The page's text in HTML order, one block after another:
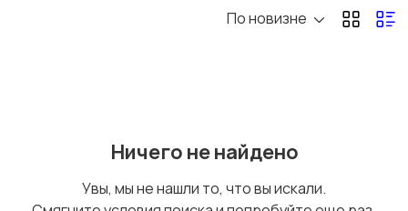
Домашний персонал,
технологии
По новизне
Ничего не найдено
Увы, мы не нашли то, что вы искали.